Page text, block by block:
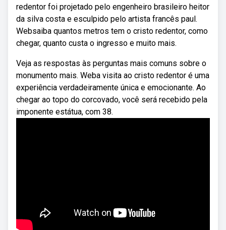
redentor foi projetado pelo engenheiro brasileiro heitor
da silva costa e esculpido pelo artista francês paul.
Websaiba quantos metros tem o cristo redentor, como
chegar, quanto custa o ingresso e muito mais.
Veja as respostas às perguntas mais comuns sobre o
monumento mais. Weba visita ao cristo redentor é uma
experiência verdadeiramente única e emocionante. Ao
chegar ao topo do corcovado, você será recebido pela
imponente estátua, com 38.